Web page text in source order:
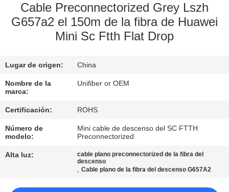
FÁBRICA
DE
CALIDAD
EN
CONTACTO
Cable Preconnectorized Grey Lszh
G657a2 el 150m de la fibra de Huawei
Mini Sc Ftth Flat Drop
Lugar de origen: China
Nombre de la
marca:
Unifiber or OEM
Certificación: ROHS
Número de
modelo:
Mini cable de descenso del SC FTTH
Preconnectorized
Alta luz:
cable plano preconnectorized de la fibra del
descenso
,Cable plano de la fibra del descenso G657A2